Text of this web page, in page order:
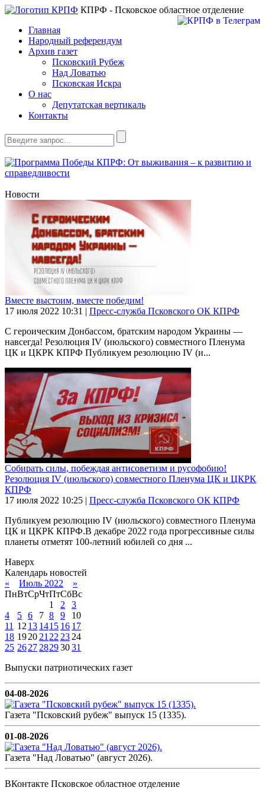
КПРФ - Псковское областное отделение
Главная
Народный референдум
Архив газет
Псковский Рубеж
Над Ловатью
Псковская Искра
О нас
Депутатская вертикаль
Контакты
Новости
Вместе выстоим, вместе победим!
17 июля 2022 10:31 | Пресс-служба Псковского ОК КПРФ
С героическим Донбассом, братским народом Украины —
навсегда! Резолюция IV (июльского) совместного Пленума
ЦК и ЦКРК КПРФ Публикуем резолюцию IV (и...
Собирать силы, побеждая антисоветизм и русофобию!
Резолюция IV (июльского) совместного Пленума ЦК и ЦКРК
КПРФ
17 июля 2022 10:25 | Пресс-служба Псковского ОК КПРФ
Публикуем резолюцию IV (июльского) совместного Пленума
ЦК и ЦКРК КПРФ.В декабре 2022 года прогрессивные силы
планеты отметят 100-летний юбилей со дня ...
Наверх
Календарь новостей
«
Июль 2022
»
ПнВтСрЧтПтСбВс
1
2
3
4
5 6 7 8 9
10
11 12 13 1415 16 17
18 1920 21 22 23 24
25 2627 28293031
Выпуски патриотических газет
04-08-2026
Газета "Псковский рубеж" выпуск 15 (1335).
01-08-2026
Газета "Над Ловатью" (август 2026).
ВКонтакте Псковское областное отделение